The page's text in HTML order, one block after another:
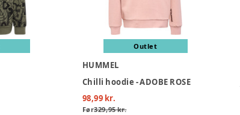
Outlet
HUMMEL
Chilli hoodie - ADOBE ROSE
98,99 kr.
Før329,95 kr.